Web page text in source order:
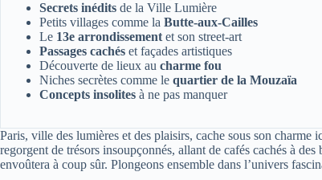
Secrets inédits de la Ville Lumière
Petits villages comme la Butte-aux-Cailles
Le 13e arrondissement et son street-art
Passages cachés et façades artistiques
Découverte de lieux au charme fou
Niches secrètes comme le quartier de la Mouzaïa
Concepts insolites à ne pas manquer
Paris, ville des lumières et des plaisirs, cache sous son charme
regorgent de trésors insoupçonnés, allant de cafés cachés à
envoûtera à coup sûr. Plongeons ensemble dans l’univers